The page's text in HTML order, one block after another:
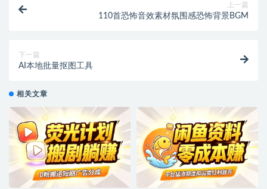
上一篇
110首恐怖音效素材氛围感恐怖背景BGM
下一篇
AI本地批量抠图工具
相关文章